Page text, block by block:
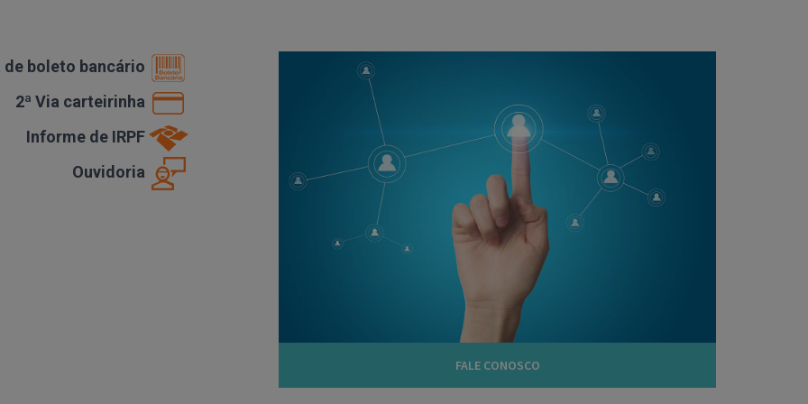
de boleto bancário
2ª Via carteirinha
Informe de IRPF
Ouvidoria
FALE CONOSCO